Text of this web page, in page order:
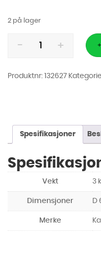
2 på lager
Feather
Palm
antall
Produktnr: 132627
Spesifikasjoner
Vekt 3
Dimensjoner D
Merke